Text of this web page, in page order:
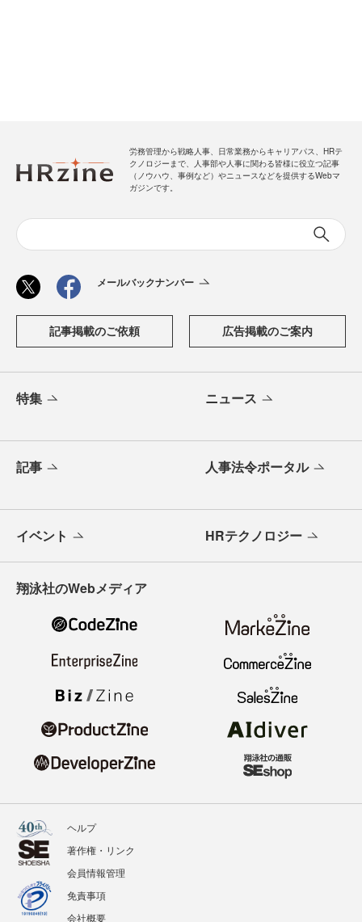
労務管理から戦略人事、日常業務からキャリアパス、HRテ
クノロジーまで、人事部や人事に関わる皆様に役立つ記事
（ノウハウ、事例など）やニュースなどを提供するWebマ
ガジンです。
メールバックナンバー
記事掲載のご依頼 広告掲載のご案内
特集 ニュース
記事 人事法令ポータル
イベント HRテクノロジー
翔泳社のWebメディア
ヘルプ
著作権・リンク
会員情報管理
免責事項
会社概要